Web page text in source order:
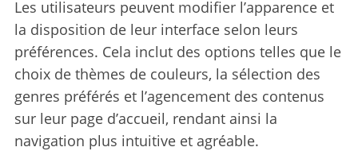
Les utilisateurs peuvent modifier l’apparence et
la disposition de leur interface selon leurs
préférences. Cela inclut des options telles que le
choix de thèmes de couleurs, la sélection des
genres préférés et l’agencement des contenus
sur leur page d’accueil, rendant ainsi la
navigation plus intuitive et agréable.